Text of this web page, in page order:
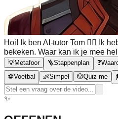
Hoi! Ik ben AI-tutor Tom 🙋‍♂️ Ik
bekeken. Waar kan ik je mee
💡Metafoor 🪜Stappenplan ❓
⚽Voetbal 👶Simpel 🎲Quiz me
✨